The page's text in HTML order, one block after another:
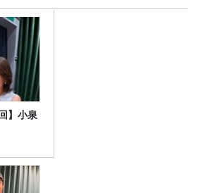
】小泉